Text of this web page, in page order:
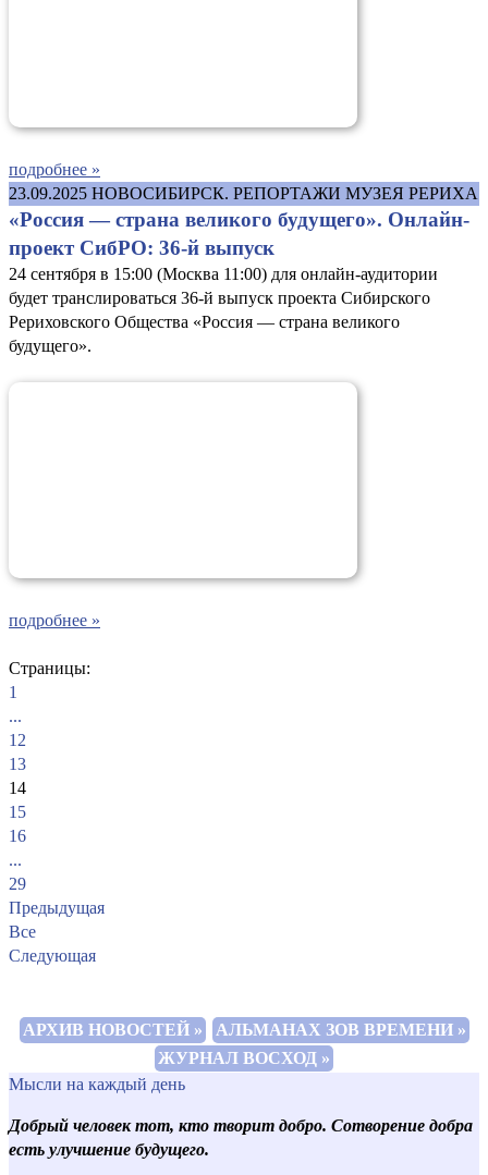
подробнее »
23.09.2025 НОВОСИБИРСК. РЕПОРТАЖИ МУЗЕЯ РЕРИХА
«Россия — страна великого будущего». Онлайн-
проект СибРО: 36-й выпуск
24 сентября в 15:00 (Москва 11:00) для онлайн-аудитории
будет транслироваться 36-й выпуск проекта Сибирского
Рериховского Общества «Россия — страна великого
будущего».
подробнее »
Страницы:
1
...
12
13
14
15
16
...
29
Предыдущая
Все
Следующая
АРХИВ НОВОСТЕЙ »
АЛЬМАНАХ ЗОВ ВРЕМЕНИ »
ЖУРНАЛ ВОСХОД »
Мысли на каждый день
Добрый человек тот, кто творит добро. Сотворение добра
есть улучшение будущего.